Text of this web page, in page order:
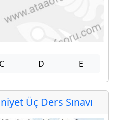
C D E
Üç Ders Sınavı